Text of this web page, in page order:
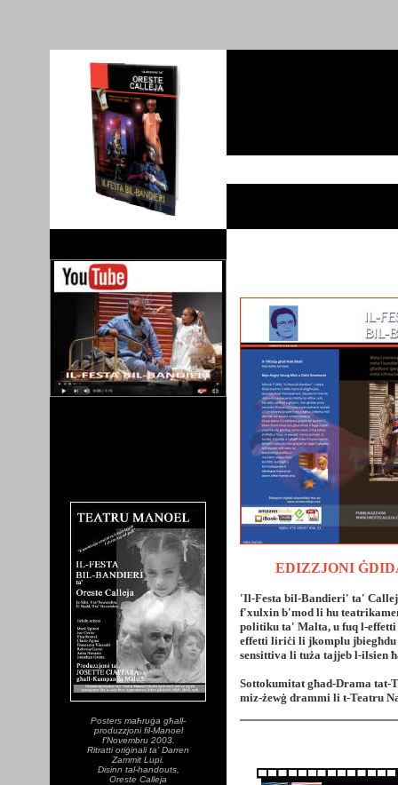
Posters maħruġa għall-
produzzjoni fil-Manoel
f'Novembru 2003.
Ritratti oriġinali ta' Darren
Zammit Lupi.
Disinn tal-handouts,
Oreste Calleja
EDIZZJONI
'Il-Festa bil-Bandieri' ta'
f'xulxin b'mod li hu
politiku ta' Malta, u fuq l-
effetti liriċi li jkomplu
sensittiva li tuża tajjeb l-ilsien
Sottokumitat għad-Drama tat-
miz-żewġ drammi li t-Teatru